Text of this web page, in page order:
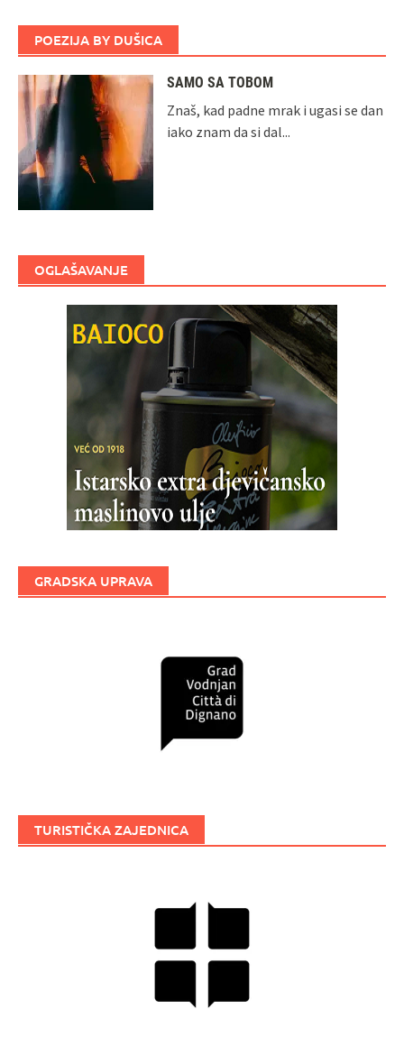
POEZIJA BY DUŠICA
SAMO SA TOBOM
Znaš, kad padne mrak i ugasi se dan
iako znam da si dal...
OGLAŠAVANJE
GRADSKA UPRAVA
TURISTIČKA ZAJEDNICA